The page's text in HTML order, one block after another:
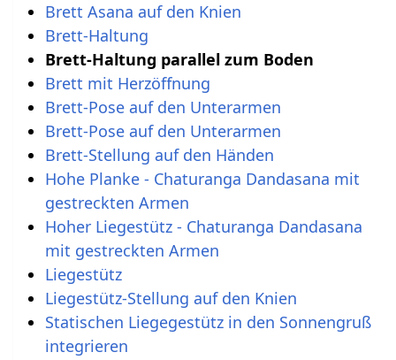
Brett Asana auf den Knien
Brett-Haltung
Brett-Haltung parallel zum Boden
Brett mit Herzöffnung
Brett-Pose auf den Unterarmen
Brett-Pose auf den Unterarmen
Brett-Stellung auf den Händen
Hohe Planke - Chaturanga Dandasana mit
gestreckten Armen
Hoher Liegestütz - Chaturanga Dandasana
mit gestreckten Armen
Liegestütz
Liegestütz-Stellung auf den Knien
Statischen Liegegestütz in den Sonnengruß
integrieren